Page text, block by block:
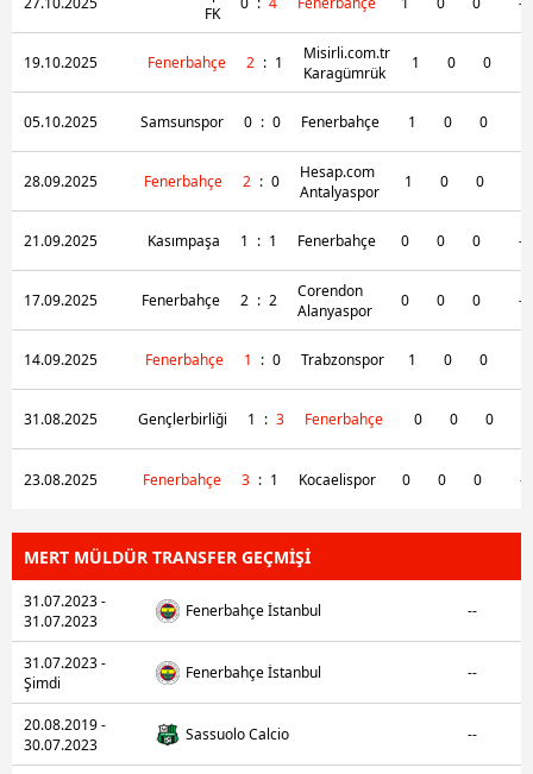
kılınması ve kişiselleştirilmesi ve sizlere yönelik
reklam/pazarlama faaliyetlerinin yapılması, amaçlarıyla
sınırlı olarak açık rızanız dahilinde kullanılacaktır.
Çerezlere ilişkin tercihlerinizi aşağıda yer alan panel
vasıtasıyla belirleyebilirsiniz. Çerezlere ilişkin detaylı bilgi
için Ayarlar butonuna tıklayabilir,
Çerez Bilgilendirme
6698 sayılı Kişisel Verilerin Korunması Kanunu uyarınca
hazırlanmış Aydınlatma Metnimizi okumak ve sitemizde
ilgili mevzuata uygun olarak kullanılan çerezlerle ilgili bilgi
almak için lütfentıklayınız .
FK
19.10.2025 Fenerbahçe 2 : 1
Misirli.com.tr
Karagümrük
1 0 0
05.10.2025 Samsunspor 0 : 0 Fenerbahçe 1 0 0
28.09.2025 Fenerbahçe 2 : 0
Hesap.com
Antalyaspor
1 0 0
21.09.2025 Kasımpaşa 1 : 1 Fenerbahçe 0 0 0 -
17.09.2025 Fenerbahçe 2 : 2
Corendon
Alanyaspor
0 0 0 -
14.09.2025 Fenerbahçe 1 : 0 Trabzonspor 1 0 0
31.08.2025 Gençlerbirliği 1 : 3 Fenerbahçe 0 0 0
23.08.2025 Fenerbahçe 3 : 1 Kocaelispor 0 0 0 -
MERT MÜLDÜR TRANSFER GEÇMİŞİ
31.07.2023 -
31.07.2023
Fenerbahçe İstanbul --
31.07.2023 -
Şimdi
Fenerbahçe İstanbul --
20.08.2019 -
30.07.2023
Sassuolo Calcio --